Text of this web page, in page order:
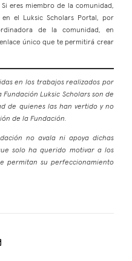
eres miembro de la comunidad,
el Luksic Scholars Portal, por
de la comunidad, en
único que te permitirá crear
en los trabajos realizados por
Luksic Scholars son de
de quienes las han vertido y no
de la Fundación.
no avala ni apoya dichas
solo ha querido motivar a los
permitan su perfeccionamiento